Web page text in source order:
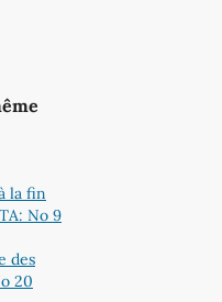
la fin
No 9
des
20